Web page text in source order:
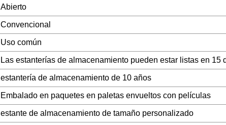
Abierto
Convencional
Uso común
Las estanterías de almacenamiento pueden estar listas en 15
estantería de almacenamiento de 10 años
Embalado en paquetes en paletas envueltos con películas
estante de almacenamiento de tamaño personalizado